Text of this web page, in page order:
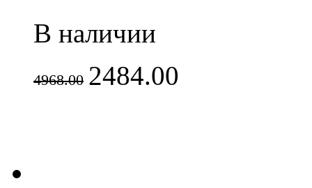
В наличии
4968.00 2484.00